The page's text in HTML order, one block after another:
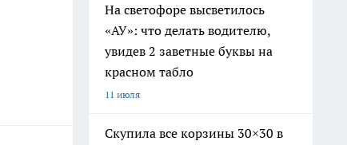
На светофоре высветилось
«АУ»: что делать водителю,
увидев 2 заветные буквы на
красном табло
11 июля
Скупила все корзины 30×30 в